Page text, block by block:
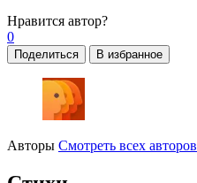
Нравится автор?
0
Поделиться В избранное
Авторы Смотреть всех авторов